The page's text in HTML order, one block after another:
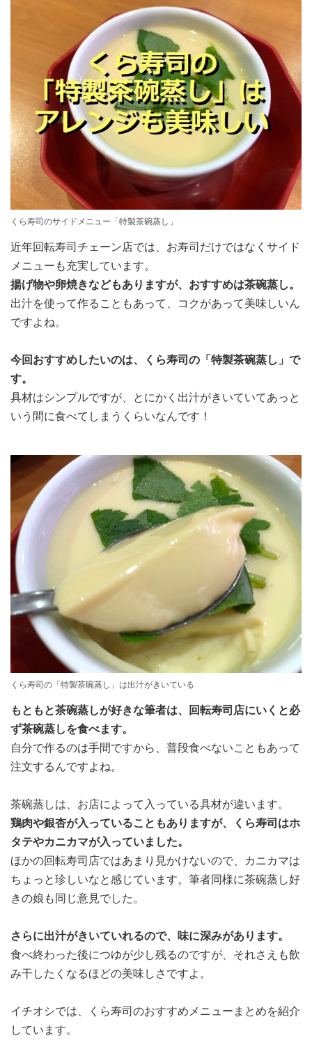
くら寿司のサイドメニュー「特製茶碗蒸し」
近年回転寿司チェーン店では、お寿司だけではなくサイド
メニューも充実しています。
揚げ物や卵焼きなどもありますが、おすすめは茶碗蒸し。
出汁を使って作ることもあって、コクがあって美味しいん
ですよね。
今回おすすめしたいのは、くら寿司の「特製茶碗蒸し」で
す。
具材はシンプルですが、とにかく出汁がきいていてあっと
いう間に食べてしまうくらいなんです！
くら寿司の「特製茶碗蒸し」は出汁がきいている
もともと茶碗蒸しが好きな筆者は、回転寿司店にいくと必
ず茶碗蒸しを食べます。
自分で作るのは手間ですから、普段食べないこともあって
注文するんですよね。
茶碗蒸しは、お店によって入っている具材が違います。
鶏肉や銀杏が入っていることもありますが、くら寿司はホ
タテやカニカマが入っていました。
ほかの回転寿司店ではあまり見かけないので、カニカマは
ちょっと珍しいなと感じています。筆者同様に茶碗蒸し好
きの娘も同じ意見でした。
さらに出汁がきいていれるので、味に深みがあります。
食べ終わった後につゆが少し残るのですが、それさえも飲
み干したくなるほどの美味しさですよ。
イチオシでは、くら寿司のおすすめメニューまとめを紹介
しています。